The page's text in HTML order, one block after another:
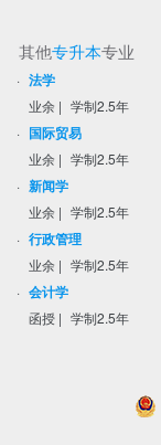
其他专升本专业
· 法学
业余 | 学制2.5年
· 国际贸易
业余 | 学制2.5年
· 新闻学
业余 | 学制2.5年
· 行政管理
业余 | 学制2.5年
· 会计学
函授 | 学制2.5年